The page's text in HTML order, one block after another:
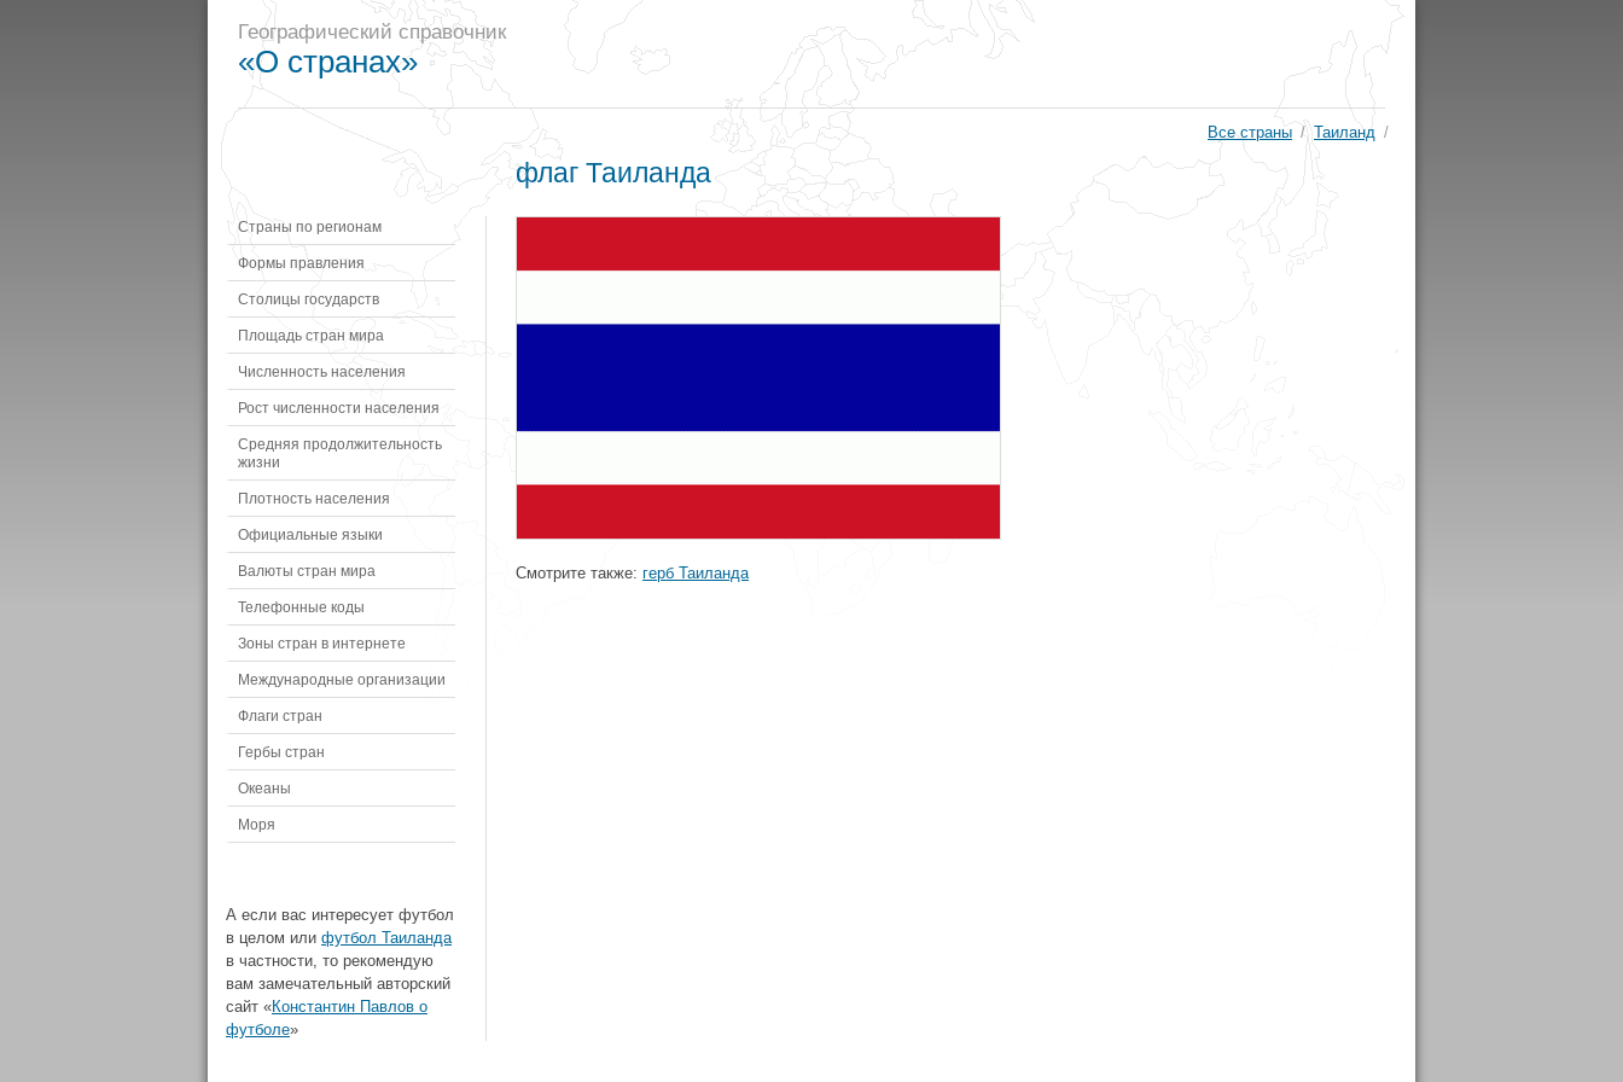
Географический справочник
«О странах»
Все страны / Таиланд /
флаг Таиланда
Смотрите также: герб Таиланда
Страны по регионам
Формы правления
Столицы государств
Площадь стран мира
Численность населения
Рост численности населения
Средняя продолжительность
жизни
Плотность населения
Официальные языки
Валюты стран мира
Телефонные коды
Зоны стран в интернете
Международные организации
Флаги стран
Гербы стран
Океаны
Моря
А если вас интересует футбол
в целом или футбол Таиланда
в частности, то рекомендую
вам замечательный авторский
сайт «Константин Павлов о
футболе»